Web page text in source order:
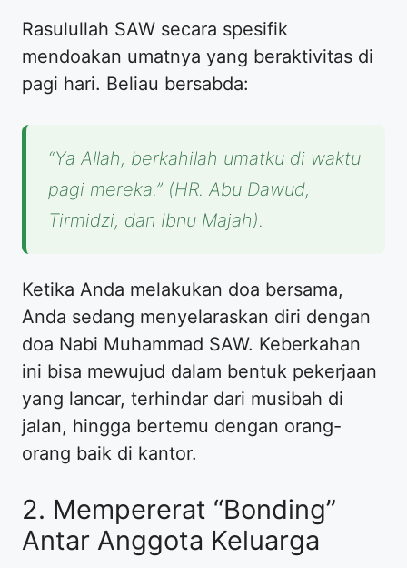
Rasulullah SAW secara spesifik
mendoakan umatnya yang beraktivitas di
pagi hari. Beliau bersabda:
“Ya Allah, berkahilah umatku di waktu
pagi mereka.” (HR. Abu Dawud,
Tirmidzi, dan Ibnu Majah).
Ketika Anda melakukan doa bersama,
Anda sedang menyelaraskan diri dengan
doa Nabi Muhammad SAW. Keberkahan
ini bisa mewujud dalam bentuk pekerjaan
yang lancar, terhindar dari musibah di
jalan, hingga bertemu dengan orang-
orang baik di kantor.
2. Mempererat “Bonding”
Antar Anggota Keluarga